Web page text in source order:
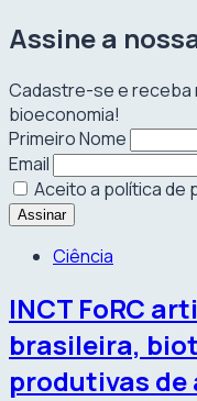
Assine a
Cadastre-se e receba
bioeconomia!
Primeiro Nome
Email
Aceito a política de
Ciência
INCT FoRC
brasileira,
produtivas